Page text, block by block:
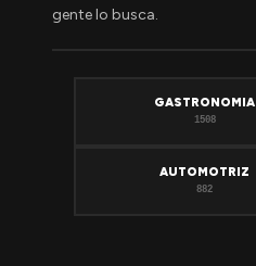
gente lo busca.
GASTRONOMIA
1508
AUTOMOTRIZ
882